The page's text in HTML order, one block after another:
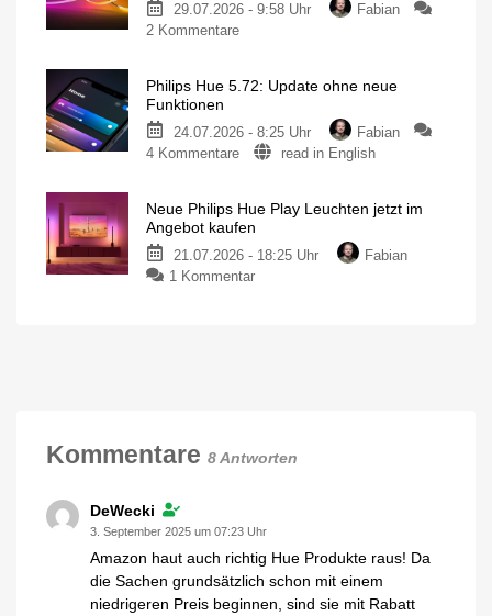
LEDs
über
100
Individuelle
Lumen
29.07.2026 - 9:58 Uhr
Fabian
2 Kommentarezu
Hue
Outdoor
Lightstrip
Euro
Ausgestattet
Gradient-
Philips Hue 5.72: Update ohne neue
Funktionen
24.07.2026 - 8:25 Uhr
Fabian
4 Kommentarezu
5.72:
Update
ohne
neue
read in English
Neue Philips Hue Play Leuchten jetzt im
Angebot kaufen
21.07.2026 - 18:25 Uhr
Fabian
1 Kommentarzu
kaufen
Kommentare 8 Antworten
DeWecki
3. September 2025 um 07:23 Uhr
Amazon haut auch richtig Hue Produkte raus! Da
die Sachen grundsätzlich schon mit einem
niedrigeren Preis beginnen, sind sie mit Rabatt